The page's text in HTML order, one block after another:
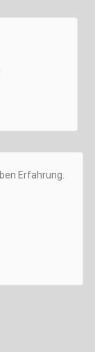
Erfahrung.